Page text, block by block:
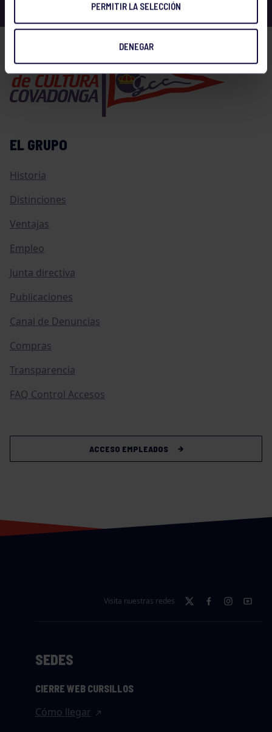
PERMITIR LA SELECCIÓN
DENEGAR
EL GRUPO
Historia
Distinciones
Ventajas
Empleo
Junta directiva
Publicaciones
Canal de Denuncias
Compras
Transparencia
FAQ Control Accesos
ACCESO EMPLEADOS
Visita nuestras redes
SEDES
CIERRE WEB CURSILLOS
Cómo llegar